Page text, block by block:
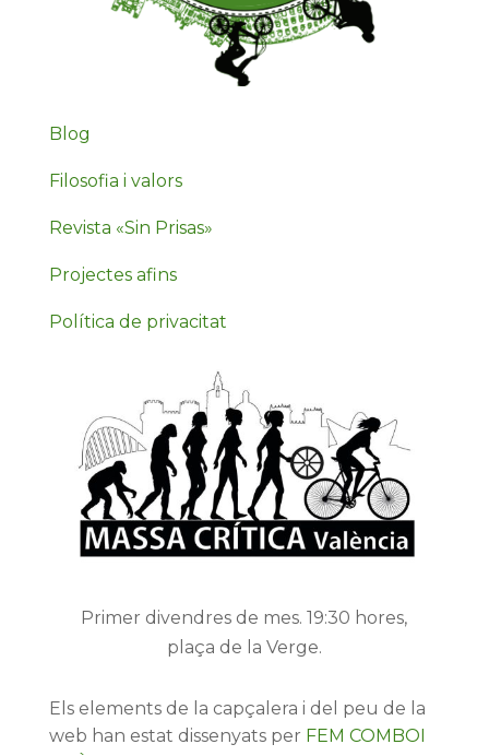
Blog
Filosofia i valors
Revista «Sin Prisas»
Projectes afins
Política de privacitat
Primer divendres de mes. 19:30 hores,
plaça de la Verge.
Els elements de la capçalera i del peu de la
web han estat dissenyats per FEM COMBOI